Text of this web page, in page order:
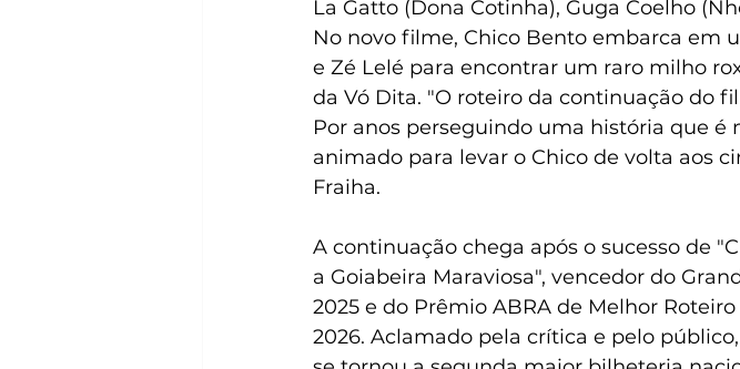
La Gatto (Dona Cotinha), Guga Coelho
No novo filme, Chico Bento embarca em
e Zé Lelé para encontrar um raro milho
da Vó Dita. "O roteiro da continuação do
Por anos perseguindo uma história que
animado para levar o Chico de volta aos
Fraiha.
A continuação chega após o sucesso de
a Goiabeira Maraviosa", vencedor do
2025 e do Prêmio ABRA de Melhor Roteiro
2026. Aclamado pela crítica e pelo